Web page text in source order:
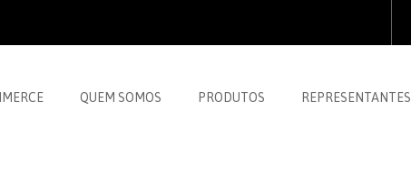
QUEM SOMOS PRODUTOS REPRESENTANTES